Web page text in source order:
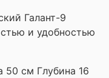
Галант-9
и удобностью
50 см Глубина 16